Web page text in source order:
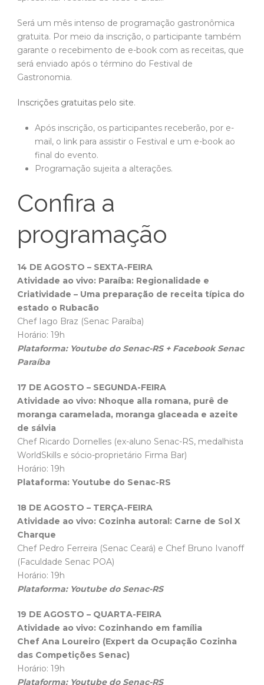
Será um mês intenso de programação gastronômica
gratuita. Por meio da inscrição, o participante também
garante o recebimento de e-book com as receitas, que
será enviado após o término do Festival de
Gastronomia.
Inscrições gratuitas pelo site.
Após inscrição, os participantes receberão, por e-
mail, o link para assistir o Festival e um e-book ao
final do evento.
Programação sujeita a alterações.
Confira a
programação
14 DE AGOSTO – SEXTA-FEIRA
Atividade ao vivo: Paraíba: Regionalidade e
Criatividade – Uma preparação de receita típica do
estado o Rubacão
Chef Iago Braz (Senac Paraíba)
Horário: 19h
Plataforma: Youtube do Senac-RS + Facebook Senac
Paraíba
17 DE AGOSTO – SEGUNDA-FEIRA
Atividade ao vivo: Nhoque alla romana, purê de
moranga caramelada, moranga glaceada e azeite
de sálvia
Chef Ricardo Dornelles (ex-aluno Senac-RS, medalhista
WorldSkills e sócio-proprietário Firma Bar)
Horário: 19h
Plataforma: Youtube do Senac-RS
18 DE AGOSTO – TERÇA-FEIRA
Atividade ao vivo: Cozinha autoral: Carne de Sol X
Charque
Chef Pedro Ferreira (Senac Ceará) e Chef Bruno Ivanoff
(Faculdade Senac POA)
Horário: 19h
Plataforma: Youtube do Senac-RS
19 DE AGOSTO – QUARTA-FEIRA
Atividade ao vivo: Cozinhando em família
Chef Ana Loureiro (Expert da Ocupação Cozinha
das Competições Senac)
Horário: 19h
Plataforma: Youtube do Senac-RS